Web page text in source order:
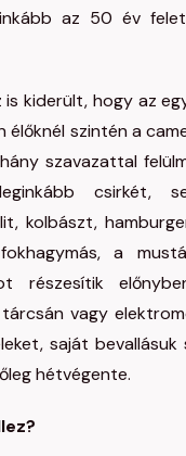
az 50 év
is kiderült, hogy az
élőknél szintén a
szavazattal
csirkét,
kolbászt,
a
részesítik
vagy
saját
hétvégente.